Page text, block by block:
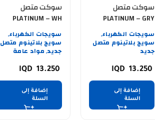
سوكت متصل
PLATINUM – GRY
سويجات الكهرباء,
سويج بلاتينوم متصل
جديد
13.250
إضافة إلى
السلة
سوكت متصل
PLATINUM – WH
سويجات الكهرباء,
سويج بلاتينوم متصل
جديد, مواد عامة
13.250
إضافة إلى
السلة